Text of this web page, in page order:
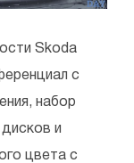
Skoda
с
набор
и
цвета с